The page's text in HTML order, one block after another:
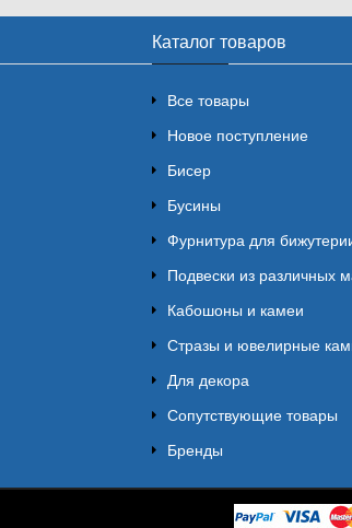
Каталог товаров
Все товары
Новое поступление
Бисер
Бусины
Фурнитура для
Подвески из различных
Кабошоны и камеи
Стразы и ювелирные
Для декора
Сопутствующие товары
Бренды